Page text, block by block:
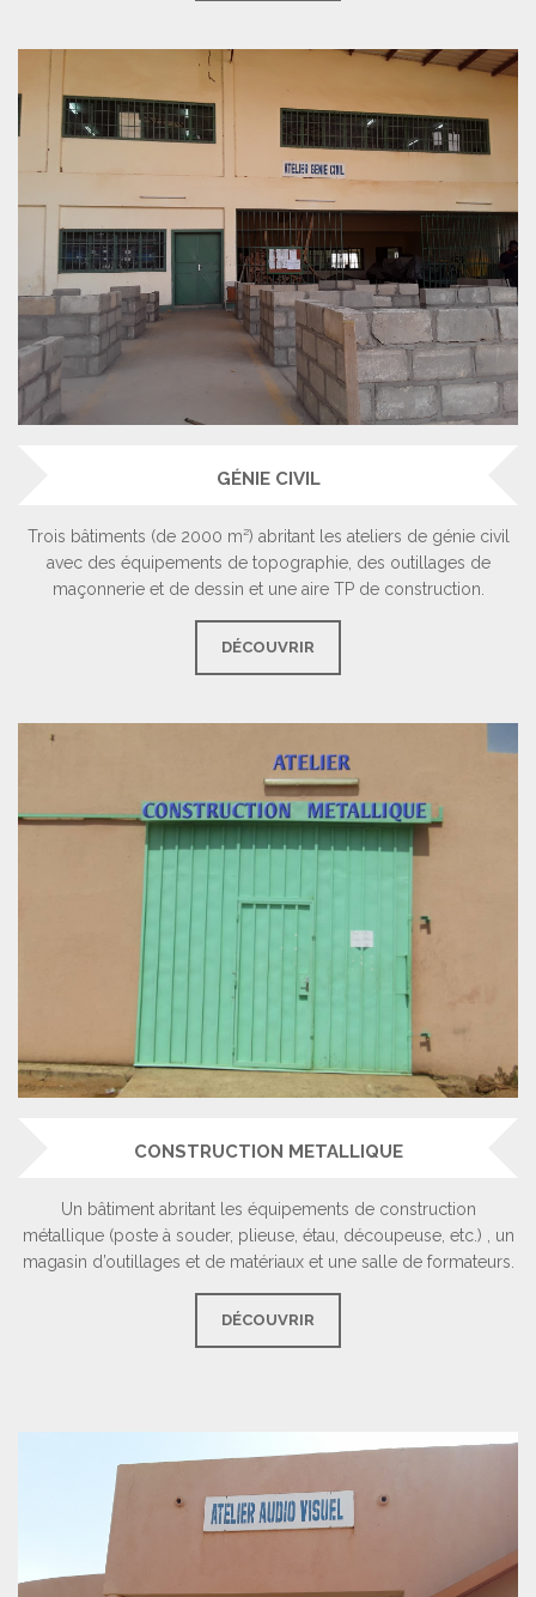
GÉNIE CIVIL
Trois bâtiments (de 2000 m²) abritant les ateliers de génie civil
avec des équipements de topographie, des outillages de
maçonnerie et de dessin et une aire TP de construction.
DÉCOUVRIR
CONSTRUCTION METALLIQUE
Un bâtiment abritant les équipements de construction
métallique (poste à souder, plieuse, étau, découpeuse, etc.) , un
magasin d’outillages et de matériaux et une salle de formateurs.
DÉCOUVRIR